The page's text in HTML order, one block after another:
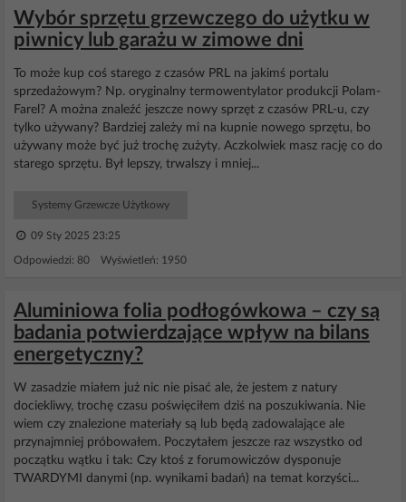
Wybór sprzętu grzewczego do użytku w
piwnicy lub garażu w zimowe dni
To może kup coś starego z czasów PRL na jakimś portalu
sprzedażowym? Np. oryginalny termowentylator produkcji Polam-
Farel? A można znaleźć jeszcze nowy sprzęt z czasów PRL-u, czy
tylko używany? Bardziej zależy mi na kupnie nowego sprzętu, bo
używany może być już trochę zużyty. Aczkolwiek masz rację co do
starego sprzętu. Był lepszy, trwalszy i mniej...
Systemy Grzewcze Użytkowy
09 Sty 2025 23:25
Odpowiedzi: 80 Wyświetleń: 1950
Aluminiowa folia podłogówkowa – czy są
badania potwierdzające wpływ na bilans
energetyczny?
W zasadzie miałem już nic nie pisać ale, że jestem z natury
dociekliwy, trochę czasu poświęciłem dziś na poszukiwania. Nie
wiem czy znalezione materiały są lub będą zadowalające ale
przynajmniej próbowałem. Poczytałem jeszcze raz wszystko od
początku wątku i tak: Czy ktoś z forumowiczów dysponuje
TWARDYMI danymi (np. wynikami badań) na temat korzyści...